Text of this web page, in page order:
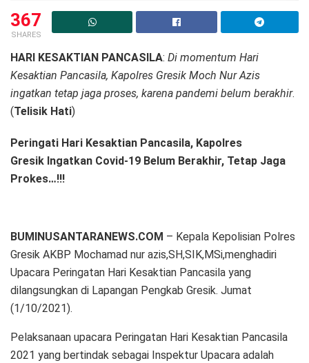
367
SHARES
HARI KESAKTIAN PANCASILA: Di momentum Hari
Kesaktian Pancasila, Kapolres Gresik Moch Nur Azis
ingatkan tetap jaga proses, karena pandemi belum berakhir.
(Telisik Hati)
Peringati Hari Kesaktian Pancasila, Kapolres
Gresik Ingatkan Covid-19 Belum Berakhir, Tetap Jaga
Prokes…!!!
BUMINUSANTARANEWS.COM – Kepala Kepolisian Polres
Gresik AKBP Mochamad nur azis,SH,SIK,MSi,menghadiri
Upacara Peringatan Hari Kesaktian Pancasila yang
dilangsungkan di Lapangan Pengkab Gresik. Jumat
(1/10/2021).
Pelaksanaan upacara Peringatan Hari Kesaktian Pancasila
2021 yang bertindak sebagai Inspektur Upacara adalah